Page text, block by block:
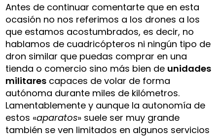
Antes de continuar comentarte que en esta
ocasión no nos referimos a los drones a los
que estamos acostumbrados, es decir, no
hablamos de cuadricópteros ni ningún tipo de
dron similar que puedas comprar en una
tienda o comercio sino más bien de unidades
militares capaces de volar de forma
autónoma durante miles de kilómetros.
Lamentablemente y aunque la autonomía de
estos «aparatos» suele ser muy grande
también se ven limitados en algunos servicios